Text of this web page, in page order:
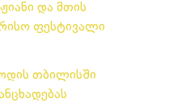
და მთის
ფესტივალი
თბილისში